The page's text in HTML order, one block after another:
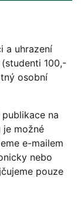
a uhrazení
100,-
osobní
na
je možné
e-mailem
nebo
pouze